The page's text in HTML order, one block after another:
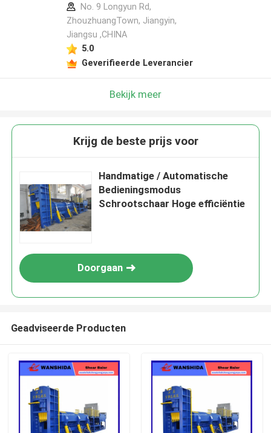
No. 9 Longyun Rd,
ZhouzhuangTown, Jiangyin,
Jiangsu ,CHINA
5.0
Geverifieerde Leverancier
Bekijk meer
Krijg de beste prijs voor
Handmatige / Automatische
Bedieningsmodus
Schrootschaar Hoge efficiëntie
Doorgaan
Geadviseerde Producten